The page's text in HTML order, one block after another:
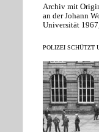
Archiv mit
an der Johann
Universität
POLIZEI SCHÜTZT